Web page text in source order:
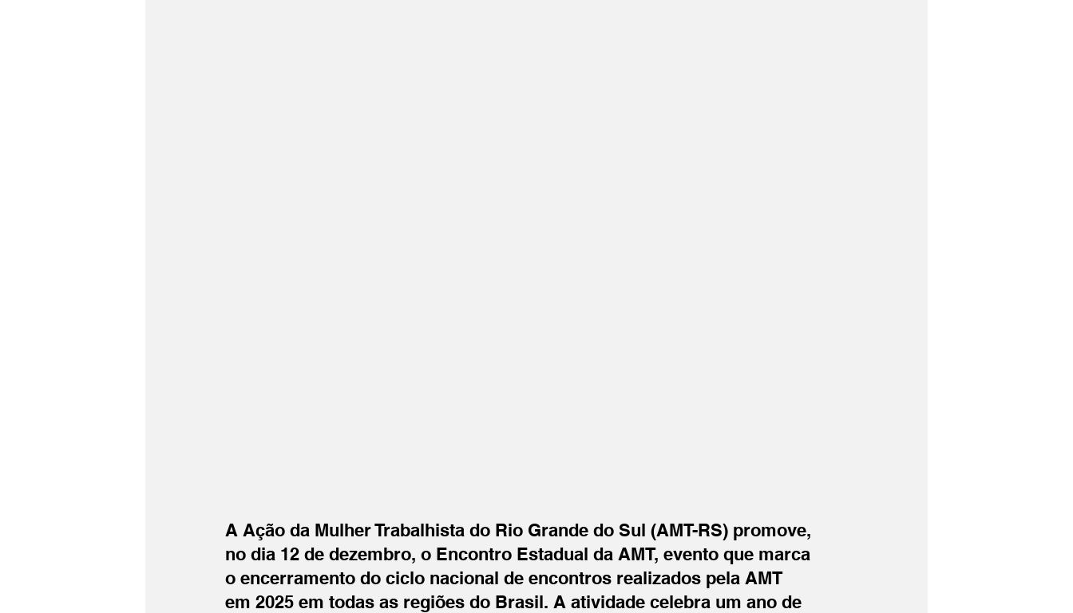
A Ação da Mulher Trabalhista do Rio Grande do Sul (AMT-RS) promove,
no dia 12 de dezembro, o Encontro Estadual da AMT, evento que marca
o encerramento do ciclo nacional de encontros realizados pela AMT
em 2025 em todas as regiões do Brasil. A atividade celebra um ano de